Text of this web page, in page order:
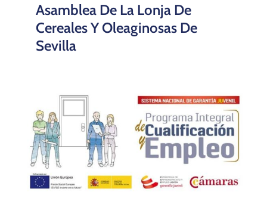
Asamblea De La Lonja De
Cereales Y Oleaginosas De
Sevilla